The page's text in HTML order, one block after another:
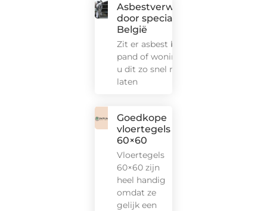
Asbestverwijdering
door specialisten in
België
Zit er asbest bij uw
pand of woning? Wilt
u dit zo snel mogelijk
laten
Goedkope
vloertegels
60×60
Vloertegels
60×60 zijn
heel handig
omdat ze
gelijk een